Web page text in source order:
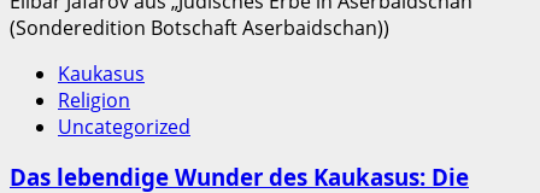
Kaukasus
Religion
Uncategorized
Das lebendige Wunder des Kaukasus: Die